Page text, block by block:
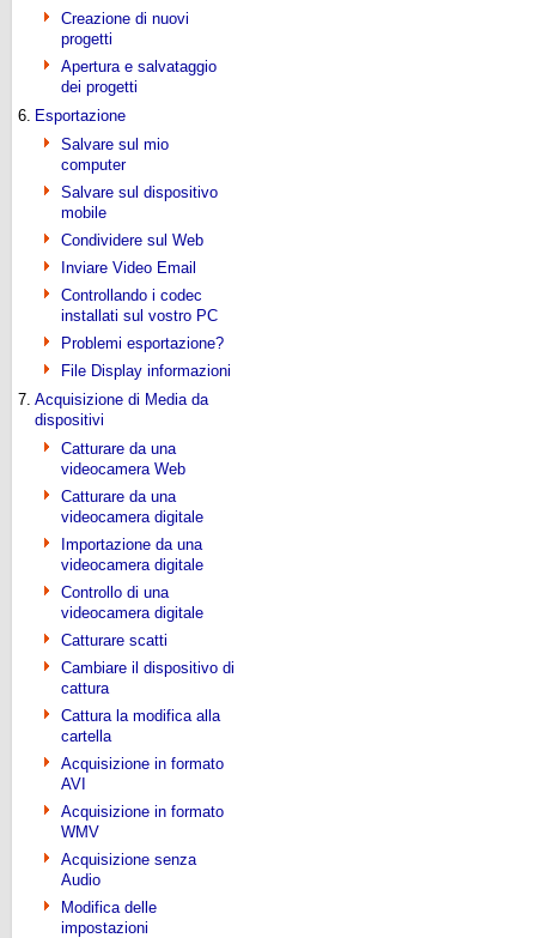
Creazione di nuovi
progetti
Apertura e salvataggio
dei progetti
6. Esportazione
Salvare sul mio
computer
Salvare sul dispositivo
mobile
Condividere sul Web
Inviare Video Email
Controllando i codec
installati sul vostro PC
Problemi esportazione?
File Display informazioni
7. Acquisizione di Media da
dispositivi
Catturare da una
videocamera Web
Catturare da una
videocamera digitale
Importazione da una
videocamera digitale
Controllo di una
videocamera digitale
Catturare scatti
Cambiare il dispositivo di
cattura
Cattura la modifica alla
cartella
Acquisizione in formato
AVI
Acquisizione in formato
WMV
Acquisizione senza
Audio
Modifica delle
impostazioni